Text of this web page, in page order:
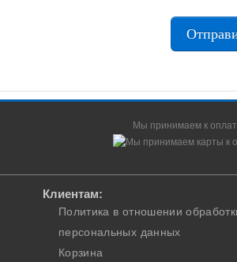
Мы принимаем к
Клиентам:
Политика в отношении
персональных данных
Корзина